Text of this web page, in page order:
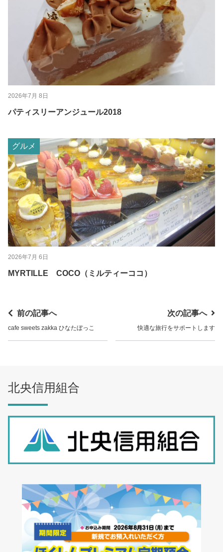
2026年7月 8日
パティスリーアンジュール2018
グルメ
2026年7月 6日
MYRTILLE COCO（ミルティーココ）
前の記事へ
cafe sweets zakka ひなたぼっこ
次の記事へ
快適な旅行をサポートします
北央信用組合